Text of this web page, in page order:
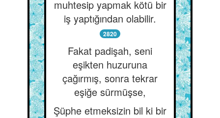
muhtesip yapmak kötü bir
iş yaptığından olabilir.
2820
Fakat padişah, seni
eşikten huzuruna
çağırmış, sonra tekrar
eşiğe sürmüşse,
Şüphe etmeksizin bil ki bir